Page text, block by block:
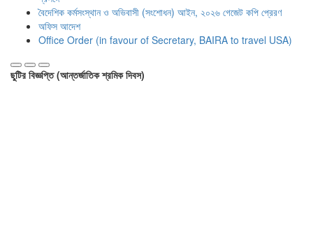
বৈদেশিক কর্মসংস্থান ও অভিবাসী (সংশোধন) আইন, ২০২৬ গেজেট কপি প্রেরণ
অফিস আদেশ
Office Order (in favour of Secretary, BAIRA to travel USA)
ছুটির বিজ্ঞপ্তি (আন্তর্জাতিক শ্রমিক দিবস)